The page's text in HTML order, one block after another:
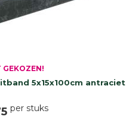
GEKOZEN!
5x15x100cm antraciet
per stuks